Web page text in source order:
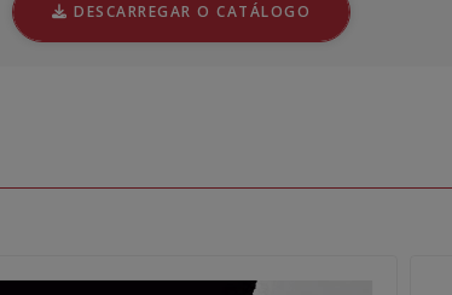
DESCARREGAR O CATÁLOGO